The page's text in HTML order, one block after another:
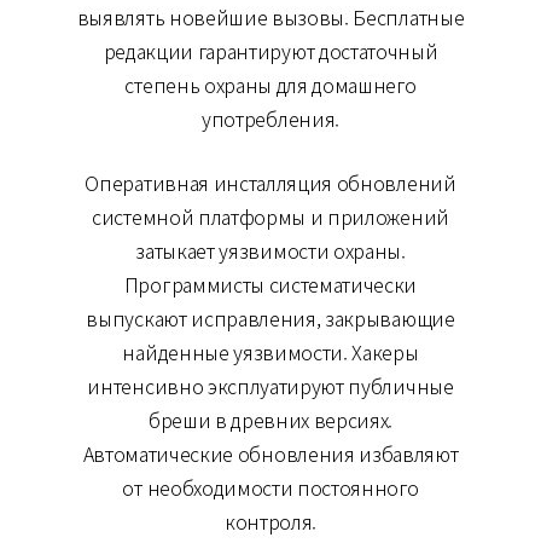
выявлять новейшие вызовы. Бесплатные
редакции гарантируют достаточный
степень охраны для домашнего
употребления.
Оперативная инсталляция обновлений
системной платформы и приложений
затыкает уязвимости охраны.
Программисты систематически
выпускают исправления, закрывающие
найденные уязвимости. Хакеры
интенсивно эксплуатируют публичные
бреши в древних версиях.
Автоматические обновления избавляют
от необходимости постоянного
контроля.